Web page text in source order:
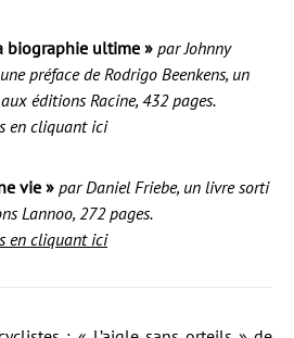
biographie ultime » par Johnny
préface de Rodrigo Beenkens, un
éditions Racine, 432 pages.
en cliquant ici
vie » par Daniel Friebe, un livre sorti
Lannoo, 272 pages.
en cliquant ici